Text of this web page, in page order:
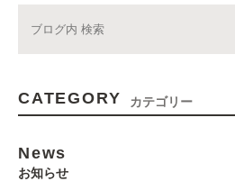
CATEGORY カテゴリー
News
お知らせ